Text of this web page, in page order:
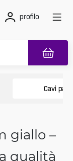
profilo
Cavi
giallo –
qualità